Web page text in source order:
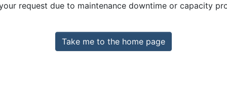
request due to maintenance downtime or capacity
Take me to the home page